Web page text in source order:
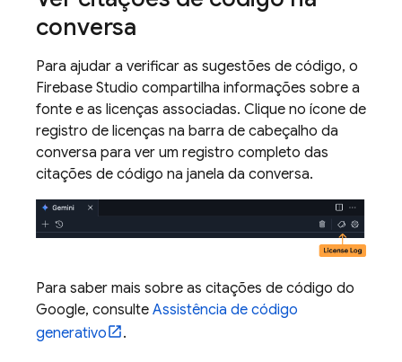
conversa
Para ajudar a verificar as sugestões de código, o
Firebase Studio compartilha informações sobre a
fonte e as licenças associadas. Clique no ícone de
registro de licenças na barra de cabeçalho da
conversa para ver um registro completo das
citações de código na janela da conversa.
Para saber mais sobre as citações de código do
Google, consulte Assistência de código
generativo
.